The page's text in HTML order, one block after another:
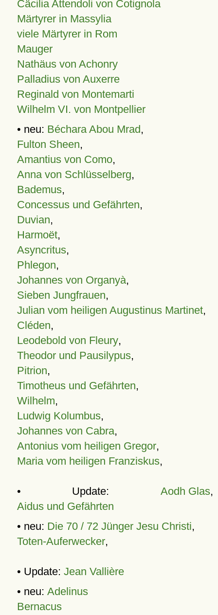
Cäcilia Attendoli von Cotignola
Märtyrer in Massylia
viele Märtyrer in Rom
Mauger
Nathäus von Achonry
Palladius von Auxerre
Reginald von Montemarti
Wilhelm VI. von Montpellier
• neu: Béchara Abou Mrad,
Fulton Sheen,
Amantius von Como,
Anna von Schlüsselberg,
Bademus,
Concessus und Gefährten,
Duvian,
Harmoët,
Asyncritus,
Phlegon,
Johannes von Organyà,
Sieben Jungfrauen,
Julian vom heiligen Augustinus Martinet,
Cléden,
Leodebold von Fleury,
Theodor und Pausilypus,
Pitrion,
Timotheus und Gefährten,
Wilhelm,
Ludwig Kolumbus,
Johannes von Cabra,
Antonius vom heiligen Gregor,
Maria vom heiligen Franziskus,
• Update: Aodh Glas,
Aidus und Gefährten
• neu: Die 70 / 72 Jünger Jesu Christi,
Toten-Auferwecker,
• Update: Jean Vallière
• neu: Adelinus
Bernacus